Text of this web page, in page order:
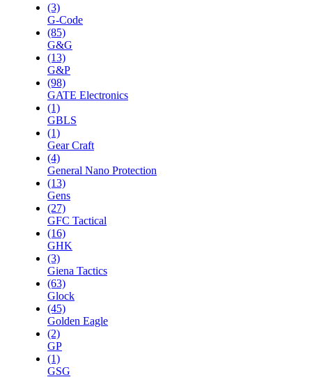
(3)
G-Code
(85)
G&G
(13)
G&P
(98)
GATE Electronics
(1)
GBLS
(1)
Gear Craft
(4)
General Nano Protection
(13)
Gens
(27)
GFC Tactical
(16)
GHK
(3)
Giena Tactics
(63)
Glock
(45)
Golden Eagle
(2)
GP
(1)
GSG